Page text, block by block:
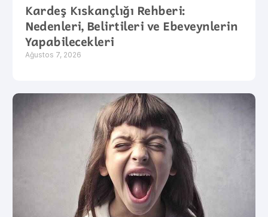
Kardeş Kıskançlığı Rehberi:
Nedenleri, Belirtileri ve Ebeveynlerin
Yapabilecekleri
Ağustos 7, 2026